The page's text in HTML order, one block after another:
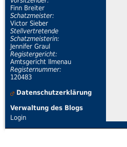
Finn Breiter
Schatzmeister:
Victor Sieber
Stellvertretende
Schatzmeisterin:
Jennifer Graul
Registergericht:
Amtsgericht Ilmenau
Registernummer:
120483
Datenschutzerklärung
Verwaltung des Blogs
Login